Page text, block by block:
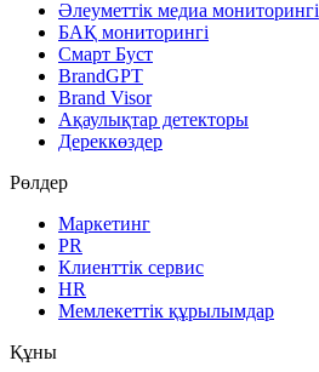
Әлеуметтік медиа мониторингі
БАҚ мониторингі
Смарт Буст
BrandGPT
Brand Visor
Ақаулықтар детекторы
Дереккөздер
Рөлдер
Маркетинг
PR
Клиенттік сервис
HR
Мемлекеттік құрылымдар
Құны